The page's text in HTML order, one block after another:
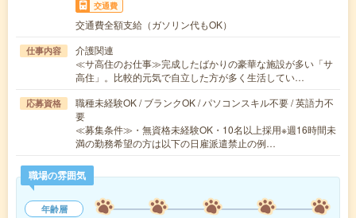
交通費
交通費全額支給（ガソリン代もOK）
仕事内容
介護関連
≪サ高住のお仕事≫完成したばかりの豪華な施設が多い「サ
高住」。比較的元気で自立した方が多く生活してい…
応募資格
職種未経験OK / ブランクOK / パソコンスキル不要 / 英語力不
要
≪募集条件≫・無資格未経験OK・10名以上採用※週16時間未
満の勤務希望の方は以下の日雇派遣禁止の例…
職場の雰囲気
年齢層